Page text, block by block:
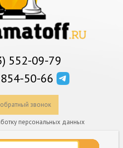
552-09-79
50-66
звонок
персональных данных